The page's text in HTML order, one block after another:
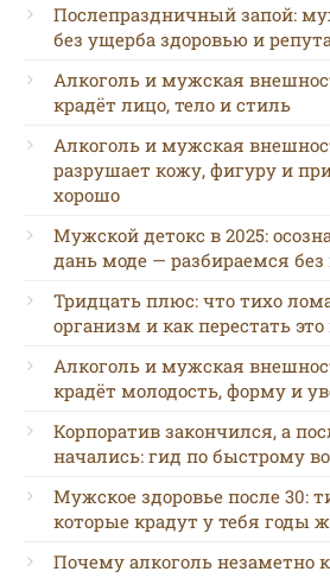
Послепраздничный запой:
без ущерба здоровью и
Алкоголь и мужская
крадёт лицо, тело и стиль
Алкоголь и мужская
разрушает кожу, фигуру и
хорошо
Мужской детокс в 2025:
дань моде — разбираемся
Тридцать плюс: что тихо
организм и как перестать
Алкоголь и мужская
крадёт молодость, форму и
Корпоратив закончился, а
начались: гид по быстрому
Мужское здоровье после 30:
которые крадут у тебя годы
Почему алкоголь незаметно